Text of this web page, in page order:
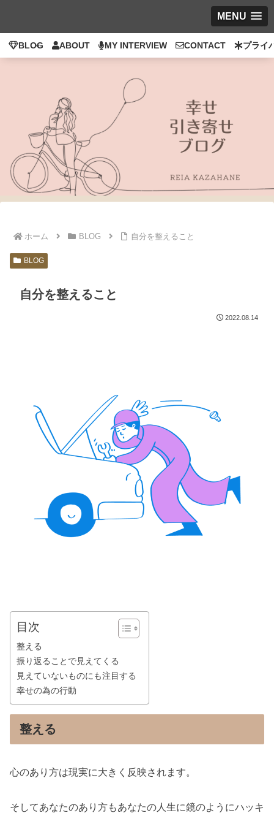
MENU
BLOG ABOUT MY INTERVIEW CONTACT プライ
ホーム BLOG 自分を整えること
BLOG
自分を整えること
2022.08.14
目次
整える
振り返ることで見えてくる
見えていないものにも注目する
幸せの為の行動
整える
心のあり方は現実に大きく反映されます。
そしてあなたのあり方もあなたの人生に鏡のようにハッキ